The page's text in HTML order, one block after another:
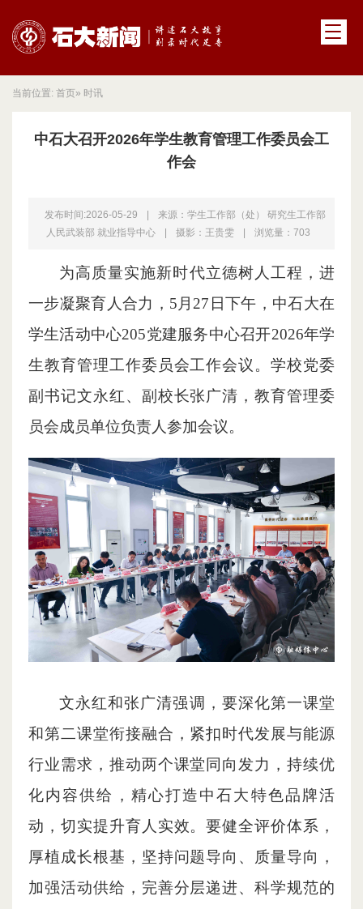
当前位置: 首页» 时讯
中石大召开2026年学生教育管理工作委员会工
作会
发布时间:2026-05-29
来源：学生工作部（处） 研究生工作部
人民武装部 就业指导中心
摄影：王贵雯 浏览量： 703
为高质量实施新时代立德树人工程，进
一步凝聚育人合力，5月27日下午，中石大在
学生活动中心205党建服务中心召开2026年学
生教育管理工作委员会工作会议。学校党委
副书记文永红、副校长张广清，教育管理委
员会成员单位负责人参加会议。
文永红和张广清强调，要深化第一课堂
和第二课堂衔接融合，紧扣时代发展与能源
行业需求，推动两个课堂同向发力，持续优
化内容供给，精心打造中石大特色品牌活
动，切实提升育人实效。要健全评价体系，
厚植成长根基，坚持问题导向、质量导向，
加强活动供给，完善分层递进、科学规范的